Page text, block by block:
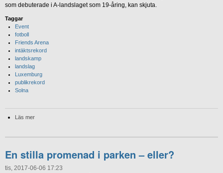
som debuterade i A-landslaget som 19-åring, kan skjuta.
Taggar
Event
fotboll
Friends Arena
intäktsrekord
landskamp
landslag
Luxemburg
publikrekord
Solna
Läs mer
En stilla promenad i parken – eller?
tis, 2017-06-06 17:23